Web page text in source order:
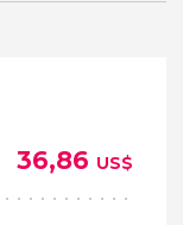
36,86 US$